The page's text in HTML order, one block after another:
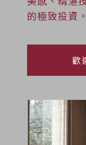
的極致投資。
歡